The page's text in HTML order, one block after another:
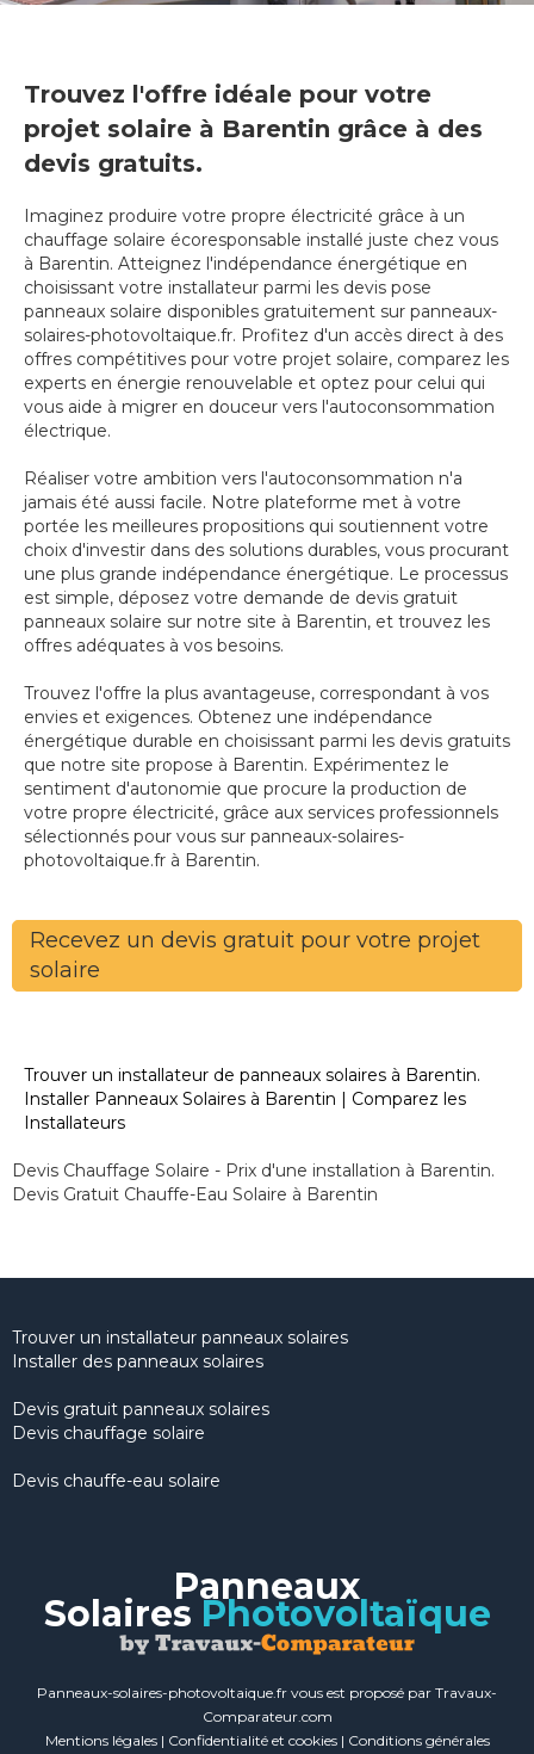
Trouvez l'offre idéale pour votre
projet solaire à Barentin grâce à des
devis gratuits.
Imaginez produire votre propre électricité grâce à un
chauffage solaire écoresponsable installé juste chez vous
à Barentin. Atteignez l'indépendance énergétique en
choisissant votre installateur parmi les devis pose
panneaux solaire disponibles gratuitement sur panneaux-
solaires-photovoltaique.fr. Profitez d'un accès direct à des
offres compétitives pour votre projet solaire, comparez les
experts en énergie renouvelable et optez pour celui qui
vous aide à migrer en douceur vers l'autoconsommation
électrique.
Réaliser votre ambition vers l'autoconsommation n'a
jamais été aussi facile. Notre plateforme met à votre
portée les meilleures propositions qui soutiennent votre
choix d'investir dans des solutions durables, vous procurant
une plus grande indépendance énergétique. Le processus
est simple, déposez votre demande de devis gratuit
panneaux solaire sur notre site à Barentin, et trouvez les
offres adéquates à vos besoins.
Trouvez l'offre la plus avantageuse, correspondant à vos
envies et exigences. Obtenez une indépendance
énergétique durable en choisissant parmi les devis gratuits
que notre site propose à Barentin. Expérimentez le
sentiment d'autonomie que procure la production de
votre propre électricité, grâce aux services professionnels
sélectionnés pour vous sur panneaux-solaires-
photovoltaique.fr à Barentin.
Recevez un devis gratuit pour votre projet
solaire
Trouver un installateur de panneaux solaires à Barentin.
Installer Panneaux Solaires à Barentin | Comparez les
Installateurs
Devis Chauffage Solaire - Prix d'une installation à Barentin.
Devis Gratuit Chauffe-Eau Solaire à Barentin
Trouver un installateur panneaux solaires
Installer des panneaux solaires
Devis gratuit panneaux solaires
Devis chauffage solaire
Devis chauffe-eau solaire
Panneaux
Solaires Photovoltaïque
Panneaux-solaires-photovoltaique.fr vous est proposé par Travaux-
Comparateur.com
Mentions légales| Confidentialité et cookies| Conditions générales